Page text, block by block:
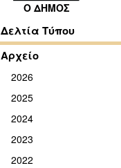
Ο ΔΗΜΟΣ
Δελτία Τύπου
Αρχείο
2026
2025
2024
2023
2022